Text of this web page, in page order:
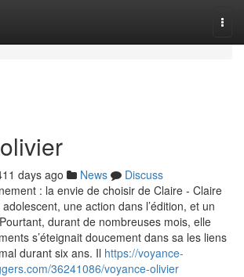
days ago News
Discuss
: la envie de choisir de Claire - Claire
une action dans l’édition, et un
durant de nombreuses mois, elle
s’éteignait doucement dans sa les liens
durant six ans. Il https://voyance-
36241086/voyance-olivier